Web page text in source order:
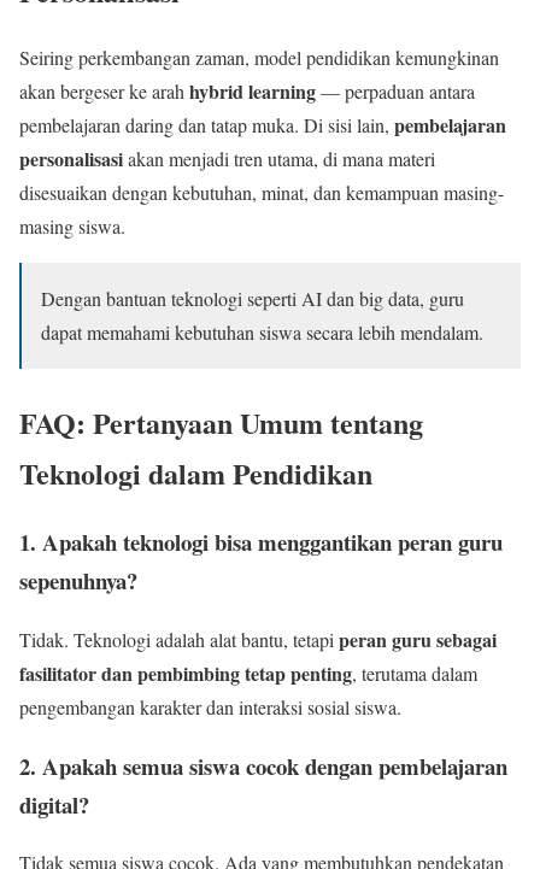
Seiring perkembangan zaman, model pendidikan kemungkinan
akan bergeser ke arahhybrid learning— perpaduan antara
pembelajaran daring dan tatap muka. Di sisi lain, pembelajaran
personalisasiakan menjadi tren utama, di mana materi
disesuaikan dengan kebutuhan, minat, dan kemampuan masing-
masing siswa.
Dengan bantuan teknologi seperti AI dan big data, guru
dapat memahami kebutuhan siswa secara lebih mendalam.
FAQ: Pertanyaan Umum tentang
Teknologi dalam Pendidikan
1. Apakah teknologi bisa menggantikan peran guru
sepenuhnya?
Tidak. Teknologi adalah alat bantu, tetapi peran guru sebagai
fasilitator dan pembimbing tetap penting, terutama dalam
pengembangan karakter dan interaksi sosial siswa.
2. Apakah semua siswa cocok dengan pembelajaran
digital?
Tidak semua siswa cocok. Ada yang membutuhkan pendekatan